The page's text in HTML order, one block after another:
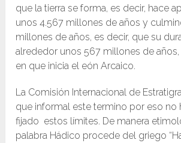
que la tierra se forma, es decir, hace
unos 4.567 millones de años y
millones de años, es decir, que su
alrededor unos 567 millones de
en que inicia el eón Arcaico.
La Comisión Internacional de
que informal este termino por eso no
fijado estos límites. De manera
palabra Hádico procede del griego